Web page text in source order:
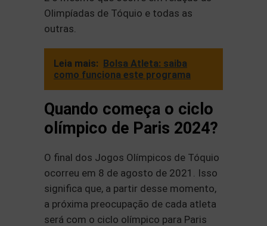
Olimpíadas de Tóquio e todas as
outras.
Leia mais: Bolsa Atleta: saiba
como funciona este programa
Quando começa o ciclo
olímpico de Paris 2024?
O final dos Jogos Olímpicos de Tóquio
ocorreu em 8 de agosto de 2021. Isso
significa que, a partir desse momento,
a próxima preocupação de cada atleta
será com o ciclo olímpico para Paris